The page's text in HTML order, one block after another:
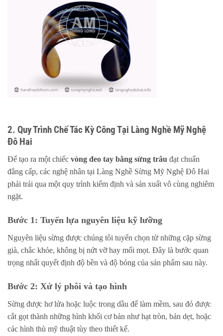
2. Quy Trình Chế Tác Kỳ Công Tại Làng Nghề Mỹ Nghệ
Đô Hai
Để tạo ra một chiếc vòng đeo tay bằng sừng trâu đạt chuẩn
đẳng cấp, các nghệ nhân tại Làng Nghề Sừng Mỹ Nghệ Đô Hai
phải trải qua một quy trình kiểm định và sản xuất vô cùng nghiêm
ngặt.
Bước 1: Tuyển lựa nguyên liệu kỹ lưỡng
Nguyên liệu sừng được chúng tôi tuyển chọn từ những cặp sừng
già, chắc khỏe, không bị nứt vỡ hay mối mọt. Đây là bước quan
trọng nhất quyết định độ bền và độ bóng của sản phẩm sau này.
Bước 2: Xử lý phôi và tạo hình
Sừng được hơ lửa hoặc luộc trong dầu để làm mềm, sau đó được
cắt gọt thành những hình khối cơ bản như hạt tròn, bản dẹt, hoặc
các hình thù mỹ thuật tùy theo thiết kế.